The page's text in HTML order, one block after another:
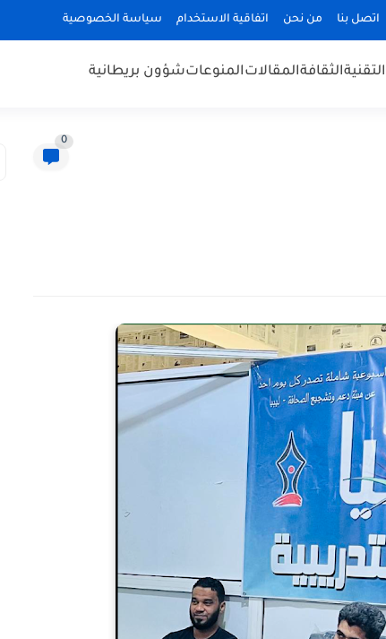
اتصل بنا من نحن اتفاقية الاستخدام سياسة الخصوصية
التقنيةالثقافةالمقالاتالمنوعاتشؤون بريطانية
0